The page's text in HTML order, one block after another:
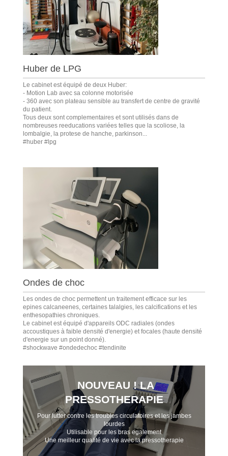
Huber de LPG
Le cabinet est équipé de deux Huber:
- Motion Lab avec sa colonne motorisée
- 360 avec son plateau sensible au transfert de centre de gravité
du patient.
Tous deux sont complementaires et sont utilisés dans de
nombreuses reeducations variées telles que la scoliose, la
lombalgie, la protese de hanche, parkinson...
#huber #lpg
Ondes de choc
Les ondes de choc permettent un traitement efficace sur les
epines calcaneenes, certaines talalgies, les calcifications et les
enthesopathies chroniques.
Le cabinet est équipé d'appareils ODC radiales (ondes
accoustiques à faible densité d'energie) et focales (haute densité
d'energie sur un point donné).
#shockwave #ondedechoc #tendinite
NOUVEAU ! LA
PRESSOTHERAPIE
Pour lutter contre les troubles circulatoires et les jambes
lourdes
Utilisable pour les bras egalement
Une meilleur qualité de vie avec la pressotherapie